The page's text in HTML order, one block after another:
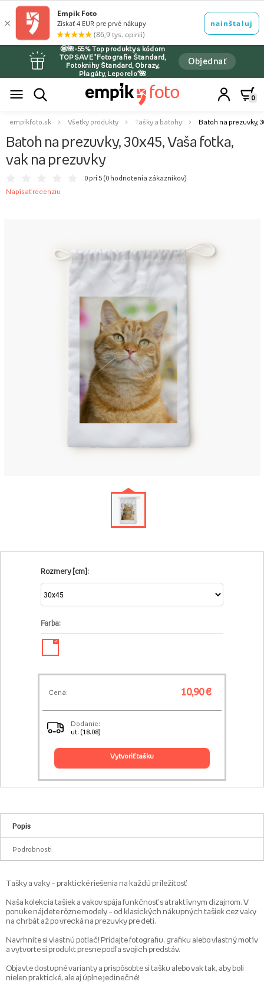
🤩🌺-55% Top produkty s kódom
TOPSAVE *Fotografie Štandard,
Fotoknihy Štandard, Obrazy,
Plagáty, Leporelo*🌺
Objednať
0
empikfoto.sk Všetky produkty Tašky a batohy Batoh na prezuvky,
Batoh na prezuvky, 30x45, Vaša fotka,
vak na prezuvky
0 pri 5 (0 hodnotenia zákazníkov)
Napísať recenziu
Rozmery [cm]:
Farba:
✓
Cena: 10,90 €
Dodanie:
ut. (18.08)
vytvoriť tašku
Popis
Podrobnosti
Tašky a vaky – praktické riešenia na každú príležitosť
Naša kolekcia tašiek a vakov spája funkčnosť s atraktívnym dizajnom. V
ponuke nájdete rôzne modely – od klasických nákupných tašiek cez vaky
na chrbát až po vrecká na prezuvky pre deti.
Navrhnite si vlastnú potlač! Pridajte fotografiu, grafiku alebo vlastný motív
a vytvorte si produkt presne podľa svojich predstáv.
Objavte dostupné varianty a prispôsobte si tašku alebo vak tak, aby boli
nielen praktické, ale aj úplne jedinečné!